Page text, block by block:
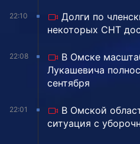
22:10
Долги по
некоторых СНТ
22:08
В Омске
Лукашевича
сентября
22:01
В Омской
ситуация с